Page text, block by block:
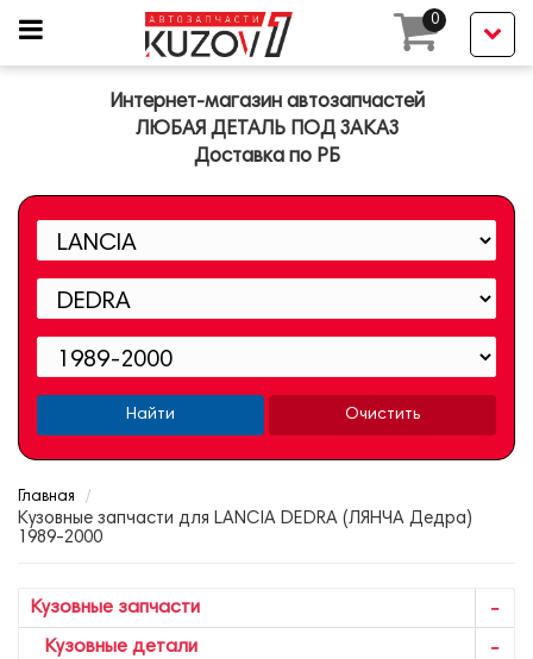
0
Интернет-магазин автозапчастей
ЛЮБАЯ ДЕТАЛЬ ПОД ЗАКАЗ
Доставка по РБ
Найти Очистить
Главная
Кузовные запчасти для LANCIA DEDRA (ЛЯНЧА Дедра)
1989-2000
Кузовные запчасти
Кузовные детали